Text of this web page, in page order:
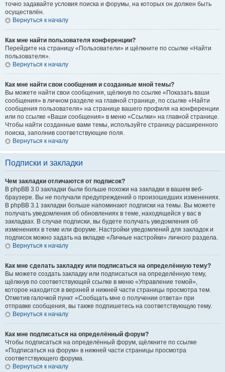
точно задавайте условия поиска и форумы, на которых он должен быть
осуществлён.
Вернуться к началу
Как мне найти пользователя конференции?
Перейдите на страницу «Пользователи» и щёлкните по ссылке «Найти
пользователя».
Вернуться к началу
Как мне найти свои сообщения и созданные мной темы?
Вы можете найти свои сообщения, щёлкнув по ссылке «Показать ваши
сообщения» в личном разделе на главной странице, по ссылке «Найти
сообщения пользователя» на странице вашего профиля на конференции
или по ссылке «Ваши сообщения» в меню «Ссылки» на главной странице.
Чтобы найти созданные вами темы, используйте страницу расширенного
поиска, заполнив соответствующие поля.
Вернуться к началу
Подписки и закладки
Чем закладки отличаются от подписок?
В phpBB 3.0 закладки были больше похожи на закладки в вашем веб-
браузере. Вы не получали предупреждений о произошедших изменениях.
В phpBB 3.1 закладки больше напоминают подписки на темы. Вы можете
получать уведомления об обновлениях в теме, находящейся у вас в
закладках. В случае подписки, вы будете получать уведомления об
изменениях в теме или форуме. Настройки уведомлений для закладок и
подписок можно задать на вкладке «Личные настройки» личного раздела.
Вернуться к началу
Как мне сделать закладку или подписаться на определённую тему?
Вы можете создать закладку или подписаться на определённую тему,
щёлкнув по соответствующей ссылке в меню «Управление темой»,
которое находится в верхней и нижней части страницы просмотра тем.
Отметив галочкой пункт «Сообщать мне о получении ответа» при
отправке сообщения, вы также подпишетесь на соответствующую тему.
Вернуться к началу
Как мне подписаться на определённый форум?
Чтобы подписаться на определённый форум, щёлкните по ссылке
«Подписаться на форум» в нижней части страницы просмотра
соответствующего форума.
Вернуться к началу